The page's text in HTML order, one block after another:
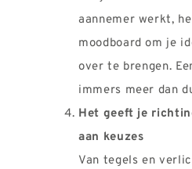
aannemer werkt,
moodboard om je
over te brengen.
immers meer dan
Het geeft je
aan keuzes
Van tegels en